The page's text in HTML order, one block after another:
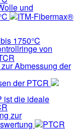
und
ITM-Fibermax®
von
der PTCR
zur
PTCR